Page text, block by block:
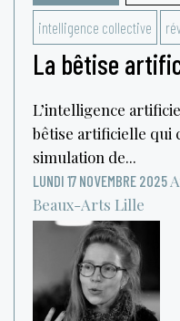
intelligence collective
La bêtise
L’intelligence
bêtise artificielle qui
simulation de...
LUNDI 17 NOVEMBRE 2025
Beaux-Arts Lille